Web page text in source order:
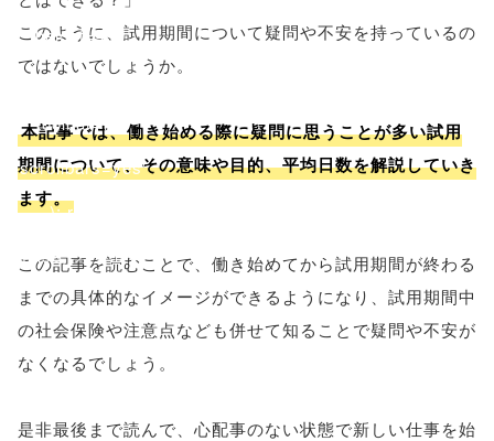
height=450,
menubar=no,
toolbar=no,
scrollbars=yes'
); return
false;"> シェア
このように、試用期間について疑問や不安を持っているの
ではないでしょうか。
本記事では、働き始める際に疑問に思うことが多い試用
期間について、その意味や目的、平均日数を解説していき
ます。
この記事を読むことで、働き始めてから試用期間が終わる
までの具体的なイメージができるようになり、試用期間中
の社会保険や注意点なども併せて知ることで疑問や不安が
なくなるでしょう。
是非最後まで読んで、心配事のない状態で新しい仕事を始